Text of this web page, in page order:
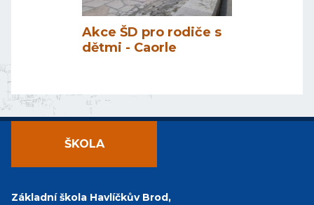
Akce ŠD pro rodiče s
dětmi - Caorle
ŠKOLA
Základní škola Havlíčkův Brod,